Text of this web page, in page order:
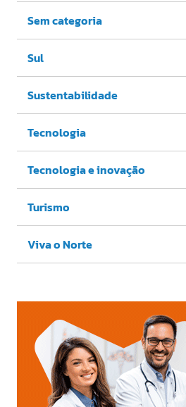
Sem categoria
Sul
Sustentabilidade
Tecnologia
Tecnologia e inovação
Turismo
Viva o Norte